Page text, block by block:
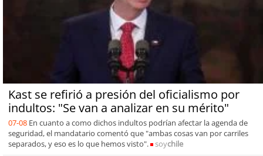
Kast se refirió a presión del oficialismo por
indultos: "Se van a analizar en su mérito"
07-08 En cuanto a como dichos indultos podrían afectar la agenda de
seguridad, el mandatario comentó que "ambas cosas van por carriles
separados, y eso es lo que hemos visto".
soychile